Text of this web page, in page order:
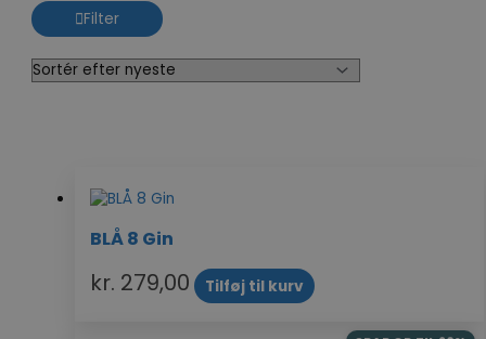
Filter
BLÅ 8 Gin
kr. 279,00 Tilføj til kurv